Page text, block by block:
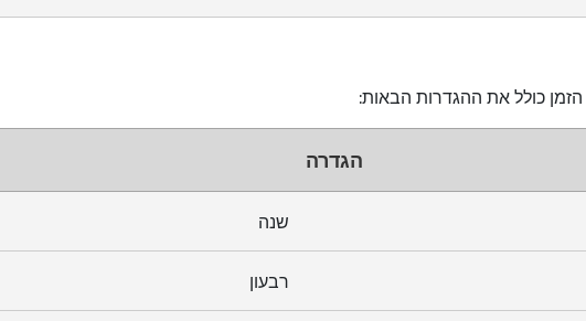
הזמן כולל את ההגדרות הבאות:
הגדרה
שנה
רבעון